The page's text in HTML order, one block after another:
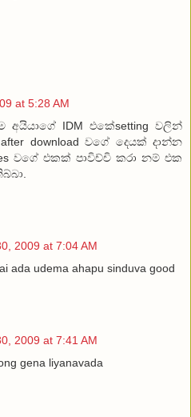
at 5:28 AM
අයියාගේ IDM එකේsetting වලින්
download වගේ දෙයක් දාන්න
වගේ එකක් පාවිච්චි කරා නම් එක
2009 at 7:04 AM
ada udema ahapu sinduva good
2009 at 7:41 AM
gena liyanavada